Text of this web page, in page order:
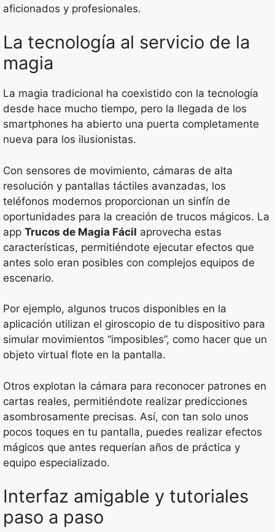
aficionados y profesionales.
La tecnología al servicio de la
magia
La magia tradicional ha coexistido con la tecnología
desde hace mucho tiempo, pero la llegada de los
smartphones ha abierto una puerta completamente
nueva para los ilusionistas.
Con sensores de movimiento, cámaras de alta
resolución y pantallas táctiles avanzadas, los
teléfonos modernos proporcionan un sinfín de
oportunidades para la creación de trucos mágicos. La
app Trucos de Magia Fácil aprovecha estas
características, permitiéndote ejecutar efectos que
antes solo eran posibles con complejos equipos de
escenario.
Por ejemplo, algunos trucos disponibles en la
aplicación utilizan el giroscopio de tu dispositivo para
simular movimientos “imposibles”, como hacer que un
objeto virtual flote en la pantalla.
Otros explotan la cámara para reconocer patrones en
cartas reales, permitiéndote realizar predicciones
asombrosamente precisas. Así, con tan solo unos
pocos toques en tu pantalla, puedes realizar efectos
mágicos que antes requerían años de práctica y
equipo especializado.
Interfaz amigable y tutoriales
paso a paso